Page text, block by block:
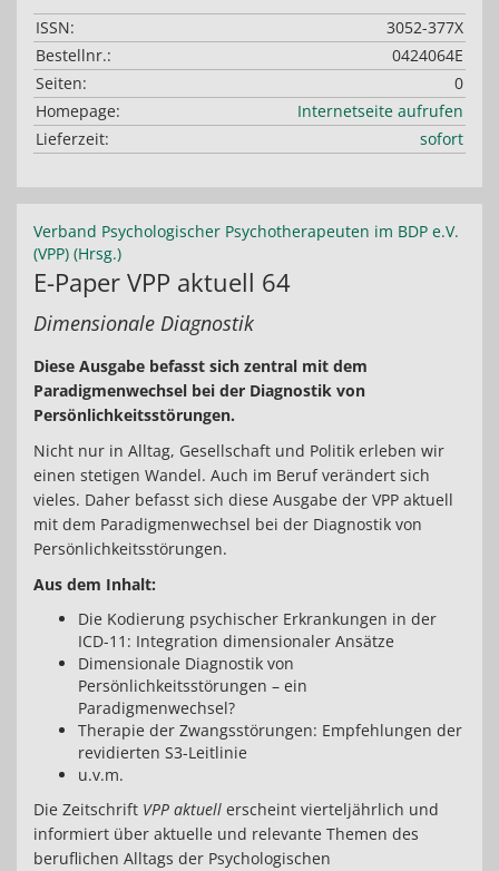
ISSN:
3052-377X
Bestellnr.:
0424064E
Seiten:
0
Homepage:
Internetseite aufrufen
Lieferzeit:
sofort
Verband Psychologischer Psychotherapeuten im BDP e.V.
(VPP) (Hrsg.)
E-Paper VPP aktuell 64
Dimensionale Diagnostik
Diese Ausgabe befasst sich zentral mit dem
Paradigmenwechsel bei der Diagnostik von
Persönlichkeitsstörungen.
Nicht nur in Alltag, Gesellschaft und Politik erleben wir
einen stetigen Wandel. Auch im Beruf verändert sich
vieles. Daher befasst sich diese Ausgabe der VPP aktuell
mit dem Paradigmenwechsel bei der Diagnostik von
Persönlichkeitsstörungen.
Aus dem Inhalt:
Die Kodierung psychischer Erkrankungen in der
ICD-11: Integration dimensionaler Ansätze
Dimensionale Diagnostik von
Persönlichkeitsstörungen – ein
Paradigmenwechsel?
Therapie der Zwangsstörungen: Empfehlungen der
revidierten S3-Leitlinie
u.v.m.
Die Zeitschrift VPP aktuell erscheint vierteljährlich und
informiert über aktuelle und relevante Themen des
beruflichen Alltags der Psychologischen